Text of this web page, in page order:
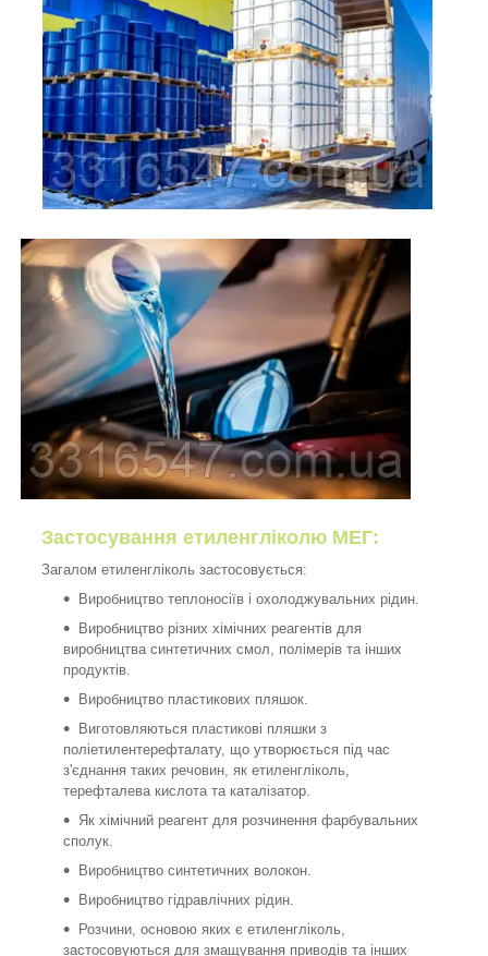
Застосування етиленгліколю МЕГ:
Загалом етиленгліколь застосовується:
Виробництво теплоносіїв і охолоджувальних рідин.
Виробництво різних хімічних реагентів для
виробництва синтетичних смол, полімерів та інших
продуктів.
Виробництво пластикових пляшок.
Виготовляються пластикові пляшки з
поліетилентерефталату, що утворюється під час
з'єднання таких речовин, як етиленгліколь,
терефталева кислота та каталізатор.
Як хімічний реагент для розчинення фарбувальних
сполук.
Виробництво синтетичних волокон.
Виробництво гідравлічних рідин.
Розчини, основою яких є етиленгліколь,
застосовуються для змащування приводів та інших